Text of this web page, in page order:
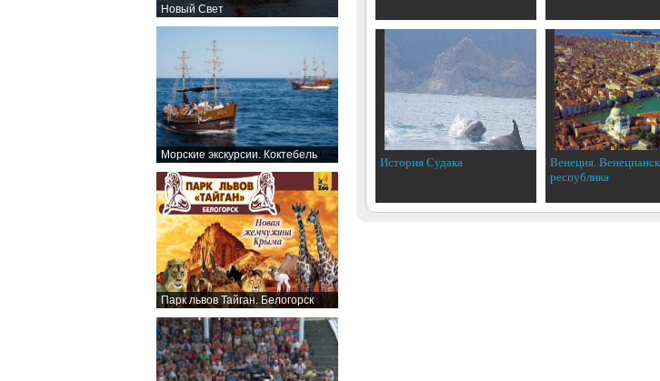
Новый Свет
Морские экскурсии. Коктебель
Парк львов Тайган. Белогорск
История Судака
Венеция.
республика